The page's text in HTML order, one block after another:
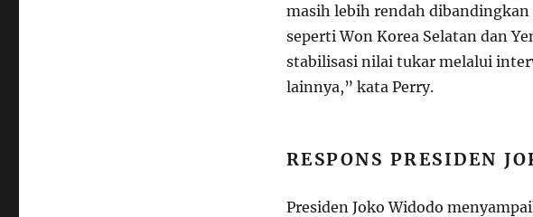
masih lebih rendah
seperti Won Korea Selatan dan
stabilisasi nilai tukar melalui
lainnya,” kata Perry.
RESPONS PRESIDEN
Presiden Joko Widodo